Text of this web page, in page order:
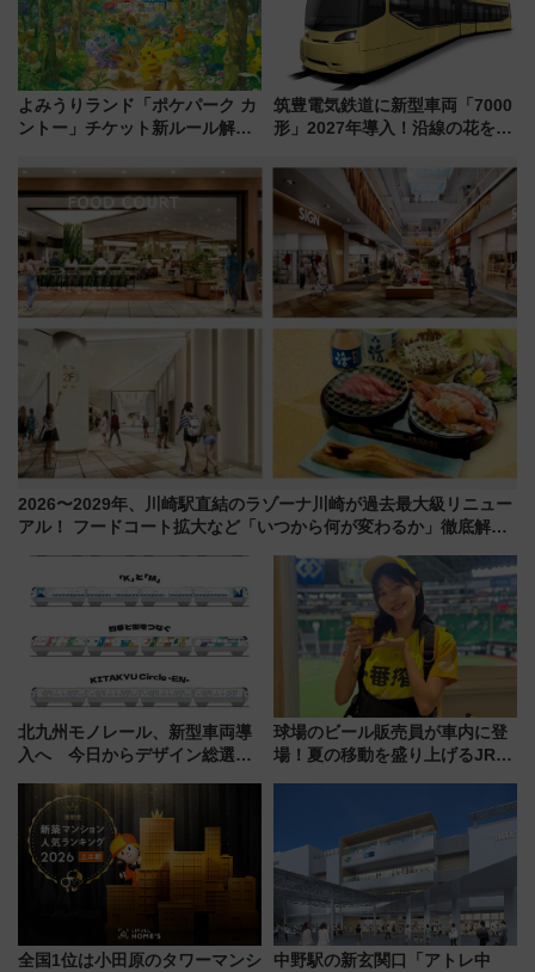
よみうりランド「ポケパーク カ
ントー」チケット新ルール解
本人確認が11月スタート
筑豊電気鉄道に新型車両「7000
形」2027年導入！沿線の花をイ
内は落ち着いたゆとりある空間
に
2026〜2029年、川崎駅直結のラゾーナ川崎が過去最大級リニュー
アル！ フードコート拡大など「いつから何が変わるか」徹底解
北九州モノレール、新型車両導
入へ 今日からデザイン総選挙
球場のビール販売員が車内に登
場！夏の移動を盛り上げるJR九
月7日限定 ソフトバンクホーク
全国1位は小田原のタワーマンシ
中野駅の新玄関口「アトレ中